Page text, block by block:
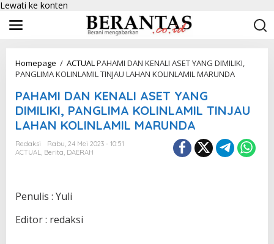
Lewati ke konten
Homepage / ACTUALPAHAMI DAN KENALI ASET YANG DIMILIKI,
PANGLIMA KOLINLAMIL TINJAU LAHAN KOLINLAMIL MARUNDA
PAHAMI DAN KENALI ASET YANG
DIMILIKI, PANGLIMA KOLINLAMIL TINJAU
LAHAN KOLINLAMIL MARUNDA
Redaksi
Rabu, 24 Mei 2023 - 10:51
ACTUAL, Berita, DAERAH
Penulis : Yuli
Editor : redaksi